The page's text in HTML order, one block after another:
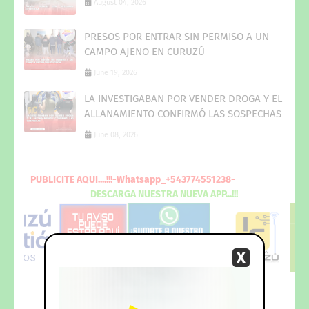
August 04, 2026
PRESOS POR ENTRAR SIN PERMISO A UN
CAMPO AJENO EN CURUZÚ
June 19, 2026
LA INVESTIGABAN POR VENDER DROGA Y EL
ALLANAMIENTO CONFIRMÓ LAS SOSPECHAS
June 08, 2026
PUBLICITE AQUI....!!!-Whatsapp_+543774551238-
DESCARGANUESTRA NUEVAAPP...!!!
X